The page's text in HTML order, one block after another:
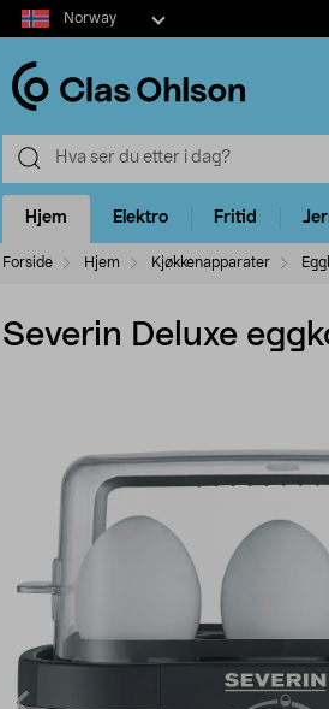
Select
market
Norway
Hjem Elektro Fritid
Forside Hjem Kjøkkenapparater
Severin Deluxe